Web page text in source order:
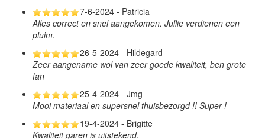
7-6-2024 - Patricia
Alles correct en snel aangekomen. Jullie verdienen een
pluim.
26-5-2024 - Hildegard
Zeer aangename wol van zeer goede kwaliteit, ben grote
fan
25-4-2024 - Jmg
Mooi materiaal en supersnel thuisbezorgd !! Super !
19-4-2024 - Brigitte
Kwaliteit garen is uitstekend.